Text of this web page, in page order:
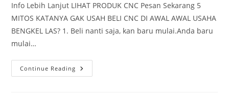
Info Lebih Lanjut LIHAT PRODUK CNC Pesan Sekarang 5
MITOS KATANYA GAK USAH BELI CNC DI AWAL AWAL USAHA
BENGKEL LAS? 1. Beli nanti saja, kan baru mulai.Anda baru
mulai…
Continue Reading
Mitos